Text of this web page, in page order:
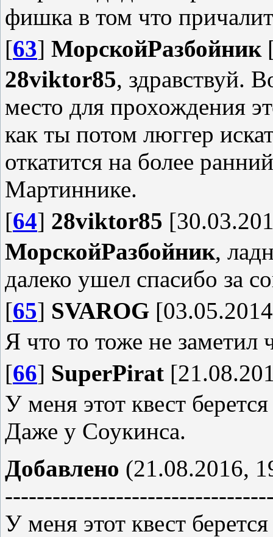
фишка в том что
[63] МорскойРазбойник
28viktor85, здравствуй.
место для прохождения
как ты потом люггер
откатится на более
Мартиннике.
[64] 28viktor85
МорскойРазбойник,
далеко ушел спасибо за
[65] SVAROG
Я что то тоже не заметил
[66] SuperPirat
У меня этот квест
Даже у Соукинса.
Добавлено (21.08.2016,
У меня этот квест